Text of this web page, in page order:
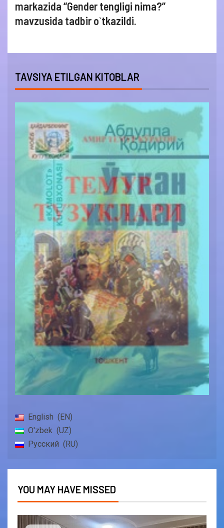
markazida “Gender tengligi nima?”
mavzusida tadbir o`tkazildi.
TAVSIYA ETILGAN KITOBLAR
English
EN
O'zbek
UZ
Русский
RU
YOU MAY HAVE MISSED